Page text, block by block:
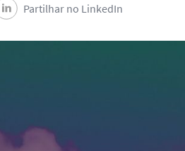
Partilhar no LinkedIn